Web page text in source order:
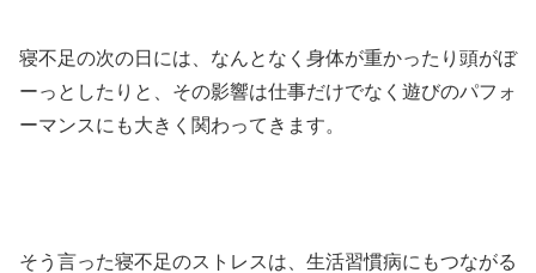
寝不足の次の日には、なんとなく身体が重かったり頭がぼ
ーっとしたりと、その影響は仕事だけでなく遊びのパフォ
ーマンスにも大きく関わってきます。
そう言った寝不足のストレスは、生活習慣病にもつながる